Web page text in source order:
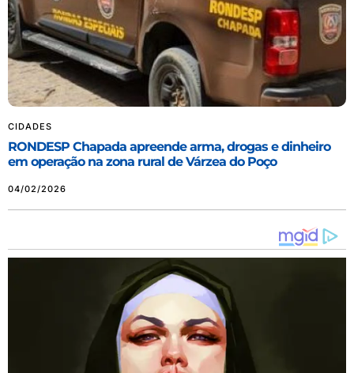
CIDADES
RONDESP Chapada apreende arma, drogas e dinheiro
em operação na zona rural de Várzea do Poço
04/02/2026